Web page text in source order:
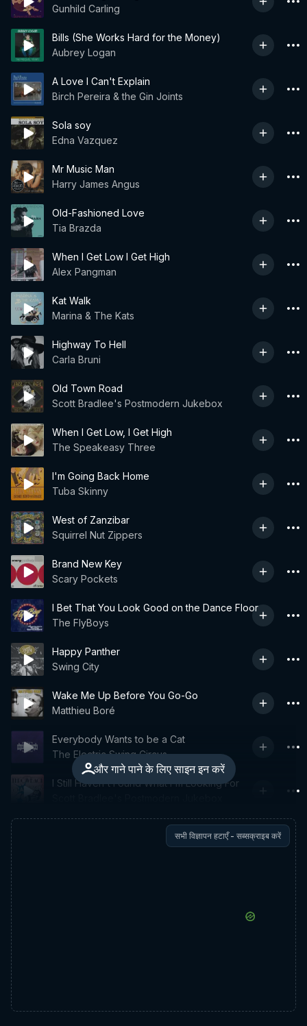
Gunhild Carling
Bills (She Works Hard for the Money)
Aubrey Logan
A Love I Can't Explain
Birch Pereira & the Gin Joints
Sola soy
Edna Vazquez
Mr Music Man
Harry James Angus
Old-Fashioned Love
Tia Brazda
When I Get Low I Get High
Alex Pangman
Kat Walk
Marina & The Kats
Highway To Hell
Carla Bruni
Old Town Road
Scott Bradlee's Postmodern Jukebox
When I Get Low, I Get High
The Speakeasy Three
I'm Going Back Home
Tuba Skinny
West of Zanzibar
Squirrel Nut Zippers
Brand New Key
Scary Pockets
I Bet That You Look Good on the Dance Floor
The FlyBoys
Happy Panther
Swing City
Wake Me Up Before You Go-Go
Matthieu Boré
और गाने पाने के लिए साइन इन करें
Everybody Wants to be a Cat
The Electric Swing Circus
I Still Haven't Found What I'm Looking For
सभी विज्ञापन हटाएँ - सब्सक्राइब करें